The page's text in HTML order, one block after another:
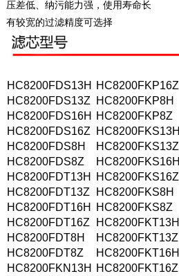
压差低、纳污能力强，使用寿命长
有较宽的过滤精度可选择
HC8200FDS13H HC8200FKP16Z
HC8200FDS13Z
HC8200FKP8H
HC8200FDS16H
HC8200FKP8Z
HC8200FDS16Z
HC8200FKS13H
HC8200FDS8H
HC8200FKS13Z
HC8200FDS8Z
HC8200FKS16H
HC8200FDT13H
HC8200FKS16Z
HC8200FDT13Z
HC8200FKS8H
HC8200FDT16H
HC8200FKS8Z
HC8200FDT16Z
HC8200FKT13H
HC8200FDT8H
HC8200FKT13Z
HC8200FDT8Z
HC8200FKT16H
HC8200FKN13H
HC8200FKT16Z